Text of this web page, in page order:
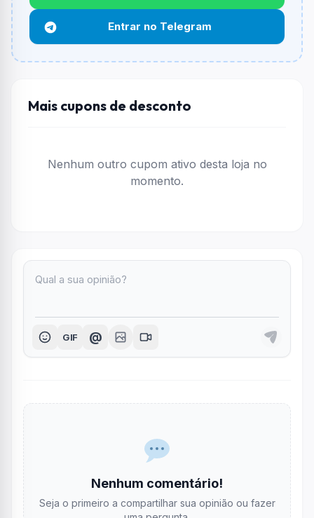
Até
Funciona em qualquer produto?
Não necessariamente. Depende de itens participantes
e alguns vendedores ou produtos especificos podem
Entrar no Telegram
Mais cupons de desconto
Nenhum outro cupom ativo desta loja no
momento.
GIF @
Nenhum comentário!
Seja o primeiro a compartilhar sua opinião ou fazer